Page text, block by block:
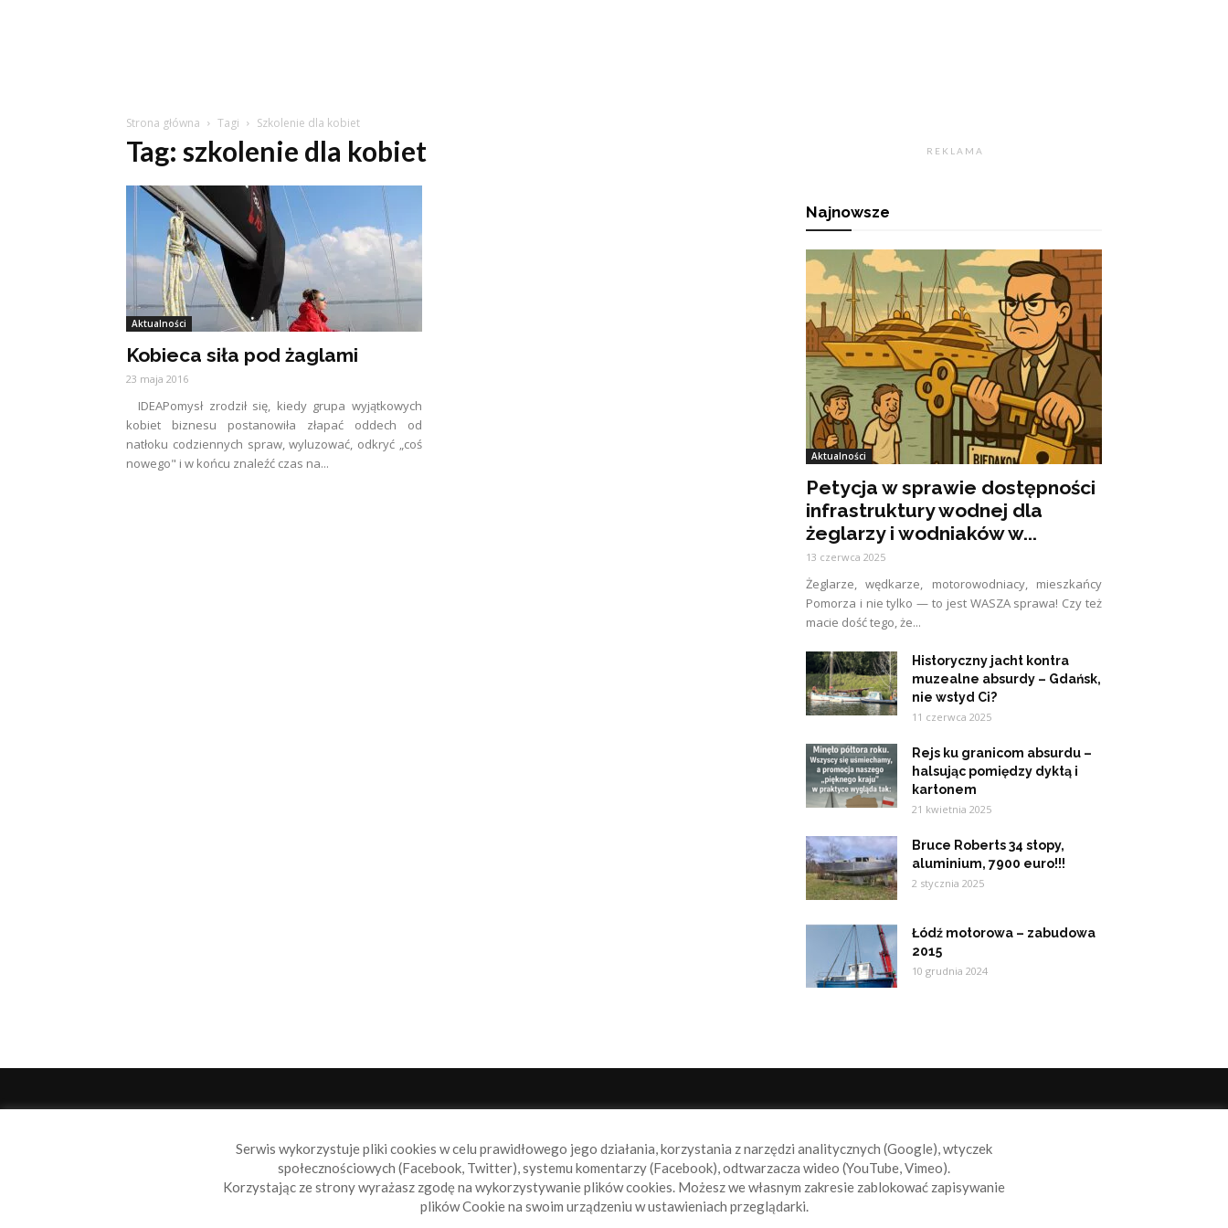
Strona główna Tagi Szkolenie dla kobiet
Tag: szkolenie dla kobiet
Aktualności
Kobieca siła pod żaglami
23 maja 2016
IDEAPomysł zrodził się, kiedy grupa wyjątkowych
kobiet biznesu postanowiła złapać oddech od
natłoku codziennych spraw, wyluzować, odkryć „coś
nowego" i w końcu znaleźć czas na...
R E K L A M A
Najnowsze
Aktualności
Petycja w sprawie dostępności
infrastruktury wodnej dla
żeglarzy i wodniaków w...
13 czerwca 2025
Żeglarze, wędkarze, motorowodniacy, mieszkańcy
Pomorza i nie tylko — to jest WASZA sprawa! Czy też
macie dość tego, że...
Historyczny jacht kontra
muzealne absurdy – Gdańsk,
nie wstyd Ci?
11 czerwca 2025
Rejs ku granicom absurdu –
halsując pomiędzy dyktą i
kartonem
21 kwietnia 2025
Bruce Roberts 34 stopy,
aluminium, 7900 euro!!!
2 stycznia 2025
Łódź motorowa – zabudowa
2015
10 grudnia 2024
Sailbook.pl to miejsce dla wszystkich, którzy szukają aktualnych
wiadomości ze świata żeglarstwa, świata motorowodniactwa i
nie tylko.
Serwis wykorzystuje pliki cookies w celu prawidłowego jego działania, korzystania z narzędzi analitycznych (Google), wtyczek
społecznościowych (Facebook, Twitter), systemu komentarzy (Facebook), odtwarzacza wideo (YouTube, Vimeo).
Korzystając ze strony wyrażasz zgodę na wykorzystywanie plików cookies. Możesz we własnym zakresie zablokować zapisywanie
plików Cookie na swoim urządzeniu w ustawieniach przeglądarki.